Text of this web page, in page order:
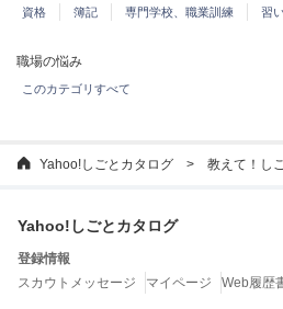
資格 簿記 専門学校、職業訓練 習
職場の悩み
このカテゴリすべて
Yahoo!しごとカタログ 教えて！し
Yahoo!しごとカタログ
登録情報
スカウトメッセージ
マイページ Web履歴